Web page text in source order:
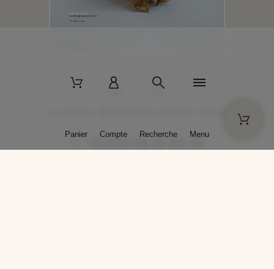
+33 (0)3 86 45 50 00
Panier Compte Recherche Menu